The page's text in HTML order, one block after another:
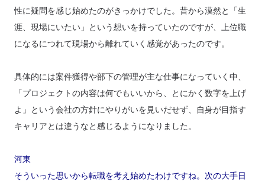
性に疑問を感じ始めたのがきっかけでした。昔から漠然と「生
涯、現場にいたい」という想いを持っていたのですが、上位職
になるにつれて現場から離れていく感覚があったのです。
具体的には案件獲得や部下の管理が主な仕事になっていく中、
「プロジェクトの内容は何でもいいから、とにかく数字を上げ
よ」という会社の方針にやりがいを見いだせず、自身が目指す
キャリアとは違うなと感じるようになりました。
河東
そういった思いから転職を考え始めたわけですね。次の大手日